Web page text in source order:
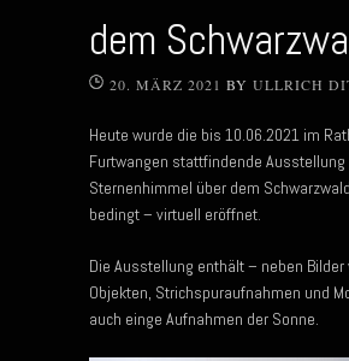
dem
20. MÄRZ 2021 BY ULLRICH
Heute wurde die bis 10.06.2021 im
Furtwangen stattfindende Ausstellung
Sternenhimmel über dem
bedingt – virtuell eröffnet.
Die Ausstellung enthält – neben Bilder
Objekten, Strichspuraufnahmen und
auch einge Aufnahmen der Sonne.